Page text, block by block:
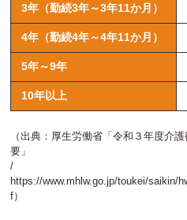
3年（勤続3年～3年11か月）
4年（勤続4年～4年11か月）
5年～9年
10年以上
（出典：厚生労働省「令和３年度介
要」
/
https://www.mhlw.go.jp/toukei/saikin/
f）